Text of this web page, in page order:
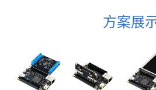
方案展